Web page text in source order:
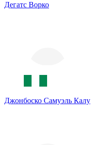
Дегатс Ворко
Джонбоско Самуэль Калу